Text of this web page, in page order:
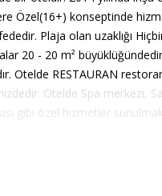
Özel(16+) konseptinde
Plaja olan uzaklığı
20 - 20 m²
Otelde RESTAURAN
Otelde Spa merkezi,
gibi özel hizmetler